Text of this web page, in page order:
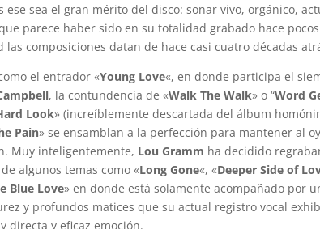
ese sea el gran mérito del disco: sonar vivo, orgánico,
parece haber sido en su totalidad grabado hace
las composiciones datan de hace casi cuatro décadas
el entrador «Young Love«, en donde participa el
, la contundencia de «Walk The Walk» o “Word
Look» (increíblemente descartada del álbum
Pain» se ensamblan a la perfección para mantener al
Muy inteligentemente, Lou Gramm ha decidido
algunos temas como «Long Gone«, «Deeper Side of
Blue Love» en donde está solamente acompañado por
y profundos matices que su actual registro vocal
directa y eficaz emoción.